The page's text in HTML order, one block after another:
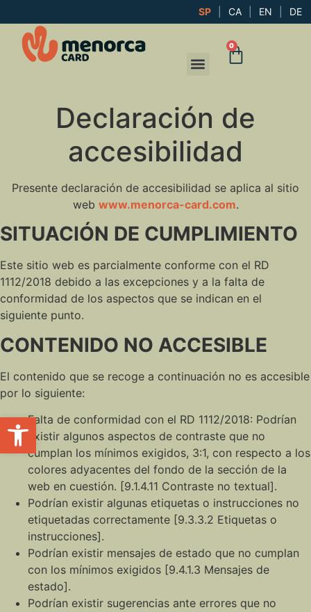
Abrir barra de herramientas
SP CA EN DE
0
Declaración de
accesibilidad
Presente declaración de accesibilidad se aplica al sitio
web www.menorca-card.com.
SITUACIÓN DE CUMPLIMIENTO
Este sitio web es parcialmente conforme con el RD
1112/2018 debido a las excepciones y a la falta de
conformidad de los aspectos que se indican en el
siguiente punto.
CONTENIDO NO ACCESIBLE
El contenido que se recoge a continuación no es accesible
por lo siguiente:
Falta de conformidad con el RD 1112/2018: Podrían
existir algunos aspectos de contraste que no
cumplan los mínimos exigidos, 3:1, con respecto a los
colores adyacentes del fondo de la sección de la
web en cuestión. [9.1.4.11 Contraste no textual].
Podrían existir algunas etiquetas o instrucciones no
etiquetadas correctamente [9.3.3.2 Etiquetas o
instrucciones].
Podrían existir mensajes de estado que no cumplan
con los mínimos exigidos [9.4.1.3 Mensajes de
estado].
Podrían existir sugerencias ante errores que no